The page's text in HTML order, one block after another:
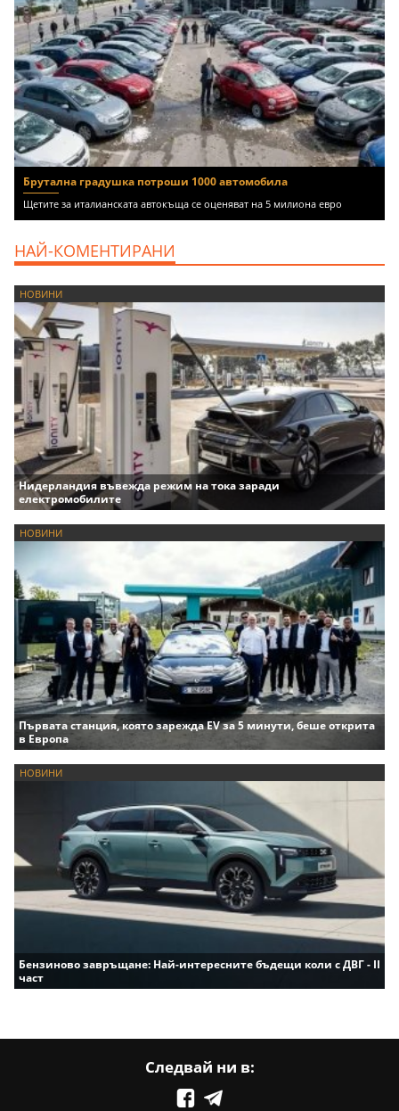
Брутална градушка потроши 1000 автомобила
Щетите за италианската автокъща се оценяват на 5 милиона евро
НАЙ-КОМЕНТИРАНИ
НОВИНИ
Нидерландия въвежда режим на тока заради
електромобилите
НОВИНИ
Първата станция, която зарежда EV за 5 минути, беше открита
в Европа
НОВИНИ
Бензиново завръщане: Най-интересните бъдещи коли с ДВГ - II
част
Следвай ни в: